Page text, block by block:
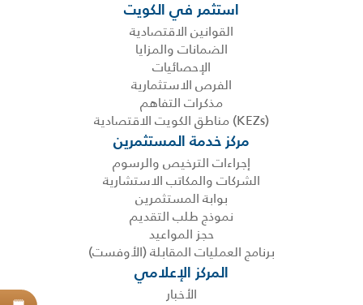
استثمر في الكويت
القوانين الاقتصادية
الضمانات والمزايا
الإحصائيات
الفرص الاستثمارية
مذكرات التفاهم
(KEZs) مناطق الكويت الاقتصادية
مركز خدمة المستثمرين
إجراءات الترخيص والرسوم
الشركات والمكاتب الاستشارية
بوابة المستثمرين
نموذج طلب التقديم
حجز المواعيد
برنامج العمليات المقابلة (الأوفست)
المركز الإعلامي
الأخبار